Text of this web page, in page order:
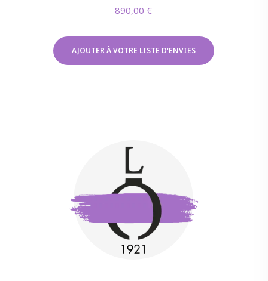
890,00€
AJOUTER À VOTRE LISTE D'ENVIES